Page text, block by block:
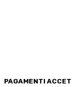
PAGAMENTI